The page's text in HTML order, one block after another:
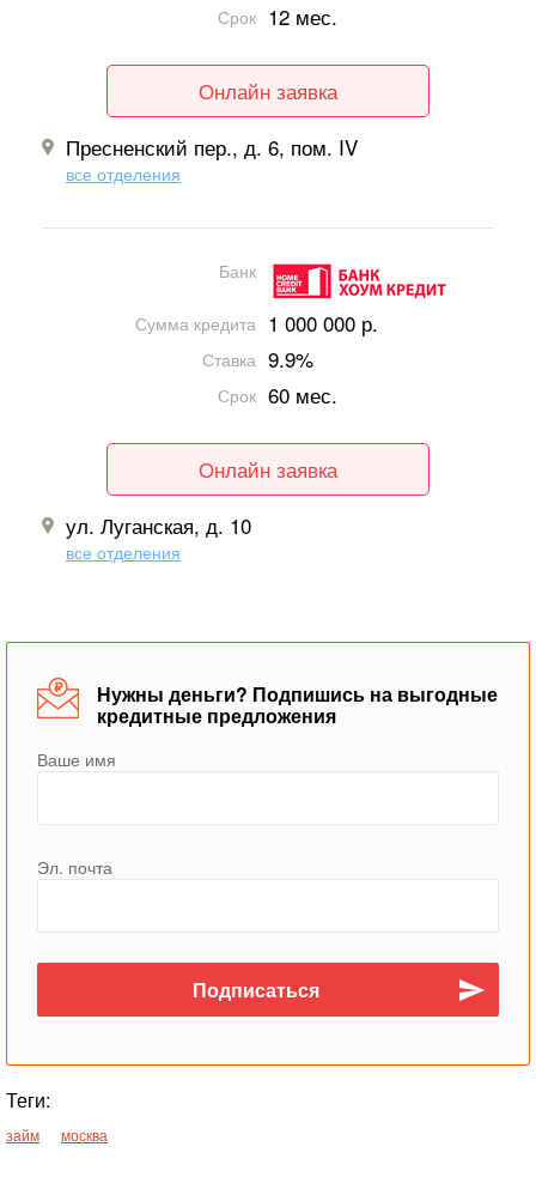
Срок 12 мес.
Онлайн заявка
Пресненский пер., д. 6, пом. IV
все отделения
Банк
Сумма кредита 1 000 000 р.
Ставка 9.9%
Срок 60 мес.
Онлайн заявка
ул. Луганская, д. 10
все отделения
Нужны деньги? Подпишись на выгодные
кредитные предложения
Ваше имя
Эл. почта
Теги:
займ москва